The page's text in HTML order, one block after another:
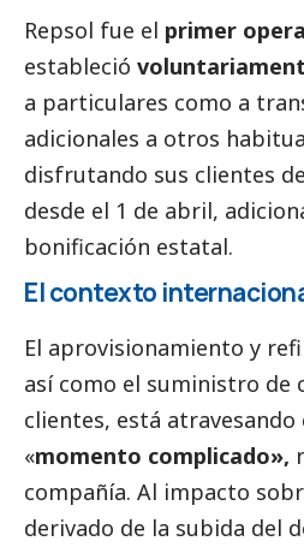
Repsol fue el primer
estableció
a particulares como a
adicionales a otros
disfrutando sus clientes
desde el 1 de abril,
bonificación estatal.
El contexto
El aprovisionamiento y
así como el suministro de
clientes, está atravesando
«momento complicado»,
compañía. Al impacto
derivado de la subida del